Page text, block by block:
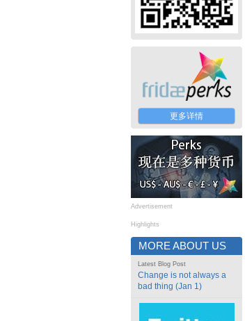
更多详情
Advertisement
Highlights
MORE ABOUT US
Latest Blog Post
Change is not always a
bad thing (Jan 1)